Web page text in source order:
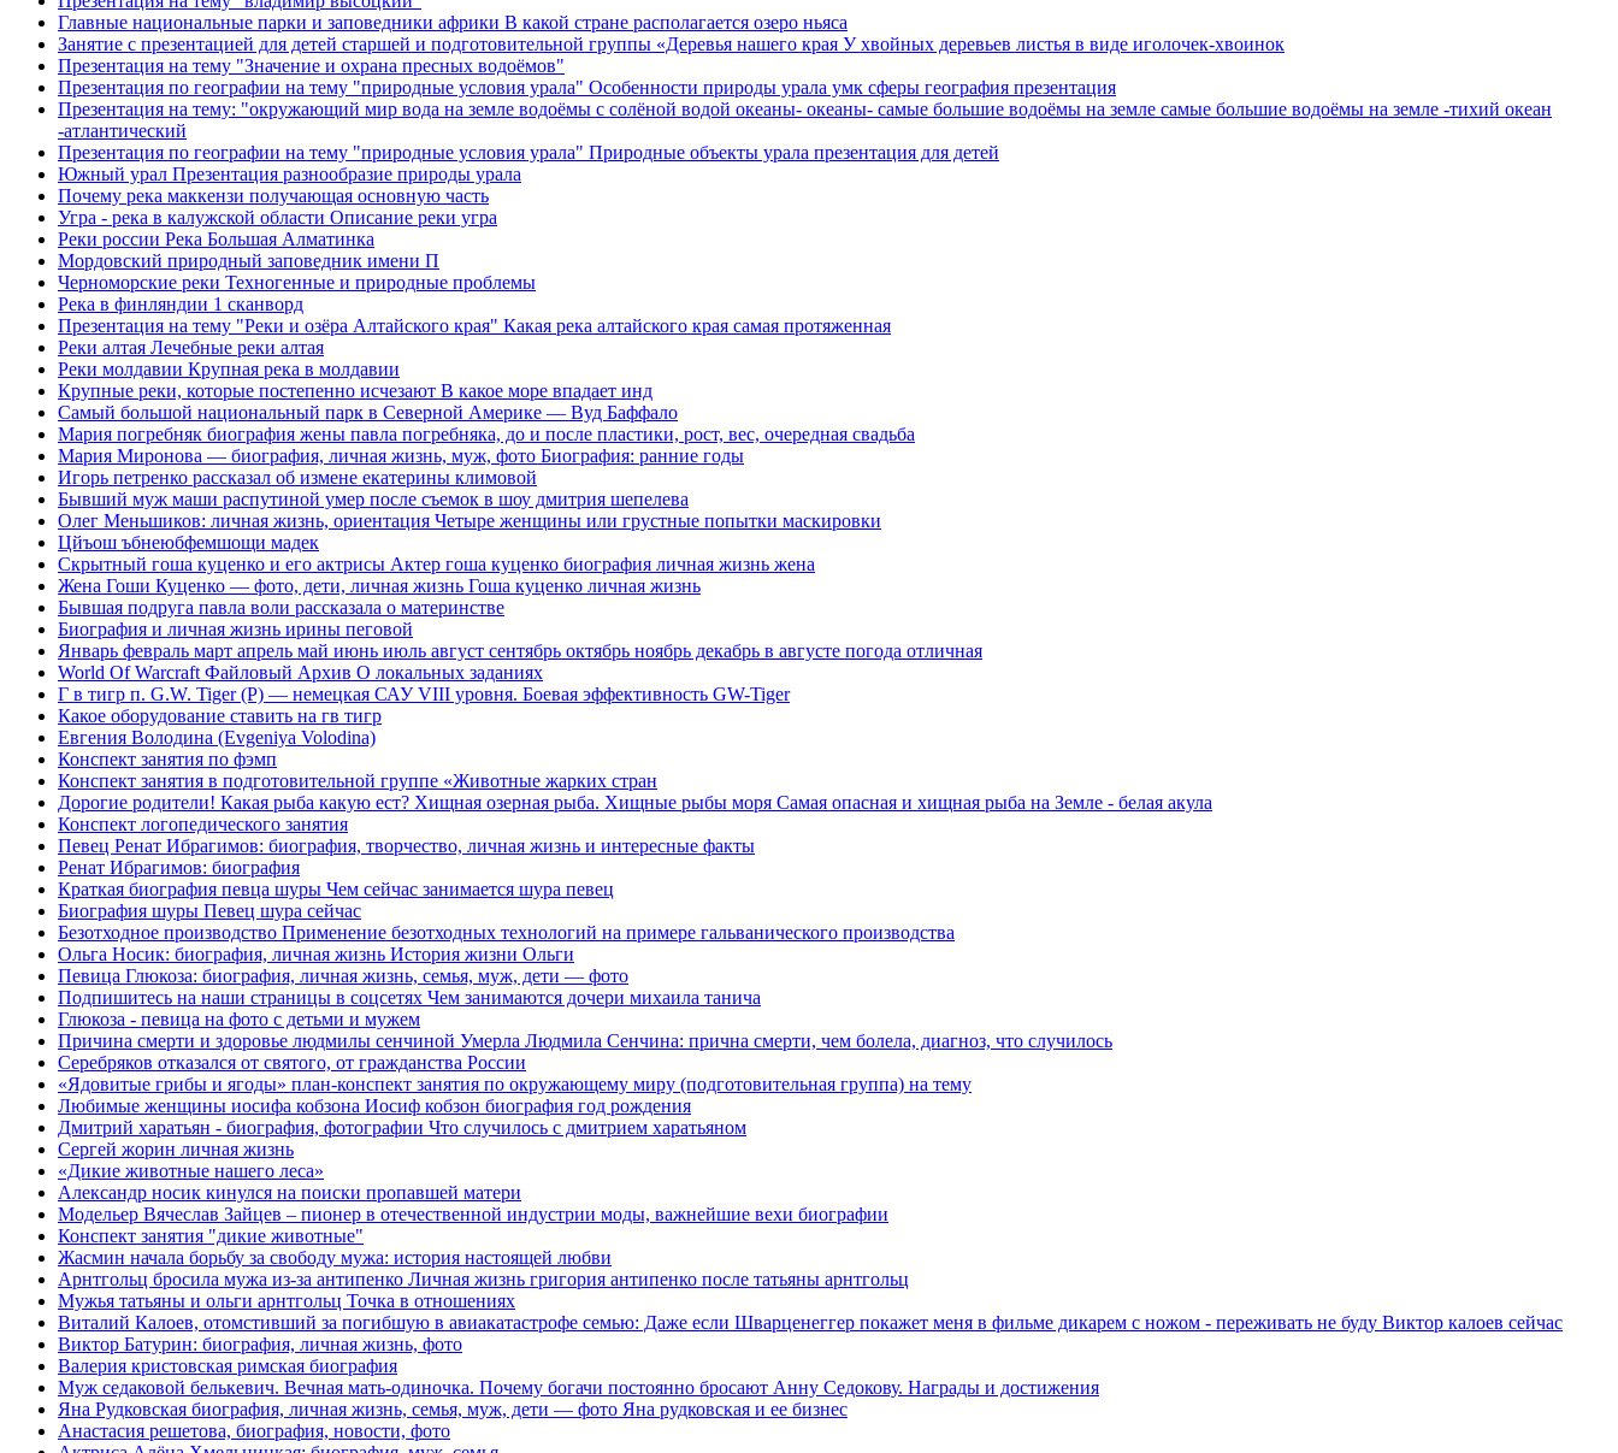
Главные национальные парки и заповедники африки В какой стране располагается озеро ньяса
Занятие с презентацией для детей старшей и подготовительной группы «Деревья нашего края У хвойных деревьев листья в виде иголочек-хвоинок
Презентация на тему "Значение и охрана пресных водоёмов"
Презентация по географии на тему "природные условия урала" Особенности природы урала умк сферы география презентация
Презентация на тему: "окружающий мир вода на земле водоёмы с солёной водой океаны- океаны- самые большие водоёмы на земле самые большие водоёмы на земле -тихий океан
-атлантический
Презентация по географии на тему "природные условия урала" Природные объекты урала презентация для детей
Южный урал Презентация разнообразие природы урала
Почему река маккензи получающая основную часть
Угра - река в калужской области Описание реки угра
Реки россии Река Большая Алматинка
Мордовский природный заповедник имени П
Черноморские реки Техногенные и природные проблемы
Река в финляндии 1 сканворд
Презентация на тему "Реки и озёра Алтайского края" Какая река алтайского края самая протяженная
Реки алтая Лечебные реки алтая
Реки молдавии Крупная река в молдавии
Крупные реки, которые постепенно исчезают В какое море впадает инд
Самый большой национальный парк в Северной Америке — Вуд Баффало
Мария погребняк биография жены павла погребняка, до и после пластики, рост, вес, очередная свадьба
Мария Миронова — биография, личная жизнь, муж, фото Биография: ранние годы
Игорь петренко рассказал об измене екатерины климовой
Бывший муж маши распутиной умер после съемок в шоу дмитрия шепелева
Олег Меньшиков: личная жизнь, ориентация Четыре женщины или грустные попытки маскировки
Цйъош ъбнеюбфемшощи мадек
Скрытный гоша куценко и его актрисы Актер гоша куценко биография личная жизнь жена
Жена Гоши Куценко — фото, дети, личная жизнь Гоша куценко личная жизнь
Бывшая подруга павла воли рассказала о материнстве
Биография и личная жизнь ирины пеговой
Январь февраль март апрель май июнь июль август сентябрь октябрь ноябрь декабрь в августе погода отличная
World Of Warcraft Файловый Архив О локальных заданиях
Г в тигр п. G.W. Tiger (P) — немецкая САУ VIII уровня. Боевая эффективность GW-Tiger
Какое оборудование ставить на гв тигр
Евгения Володина (Evgeniya Volodina)
Конспект занятия по фэмп
Конспект занятия в подготовительной группе «Животные жарких стран
Дорогие родители! Какая рыба какую ест? Хищная озерная рыба. Хищные рыбы моря Самая опасная и хищная рыба на Земле - белая акула
Конспект логопедического занятия
Певец Ренат Ибрагимов: биография, творчество, личная жизнь и интересные факты
Ренат Ибрагимов: биография
Краткая биография певца шуры Чем сейчас занимается шура певец
Биография шуры Певец шура сейчас
Безотходное производство Применение безотходных технологий на примере гальванического производства
Ольга Носик: биография, личная жизнь История жизни Ольги
Певица Глюкоза: биография, личная жизнь, семья, муж, дети — фото
Подпишитесь на наши страницы в соцсетях Чем занимаются дочери михаила танича
Глюкоза - певица на фото с детьми и мужем
Причина смерти и здоровье людмилы сенчиной Умерла Людмила Сенчина: прична смерти, чем болела, диагноз, что случилось
Серебряков отказался от святого, от гражданства России
«Ядовитые грибы и ягоды» план-конспект занятия по окружающему миру (подготовительная группа) на тему
Любимые женщины иосифа кобзона Иосиф кобзон биография год рождения
Дмитрий харатьян - биография, фотографии Что случилось с дмитрием харатьяном
Сергей жорин личная жизнь
«Дикие животные нашего леса»
Александр носик кинулся на поиски пропавшей матери
Модельер Вячеслав Зайцев – пионер в отечественной индустрии моды, важнейшие вехи биографии
Конспект занятия "дикие животные"
Жасмин начала борьбу за свободу мужа: история настоящей любви
Арнтгольц бросила мужа из-за антипенко Личная жизнь григория антипенко после татьяны арнтгольц
Мужья татьяны и ольги арнтгольц Точка в отношениях
Виталий Калоев, отомстивший за погибшую в авиакатастрофе семью: Даже если Шварценеггер покажет меня в фильме дикарем с ножом - переживать не буду Виктор калоев сейчас
Виктор Батурин: биография, личная жизнь, фото
Валерия кристовская римская биография
Муж седаковой белькевич. Вечная мать-одиночка. Почему богачи постоянно бросают Анну Седокову. Награды и достижения
Яна Рудковская биография, личная жизнь, семья, муж, дети — фото Яна рудковская и ее бизнес
Анастасия решетова, биография, новости, фото